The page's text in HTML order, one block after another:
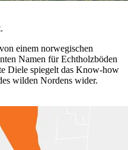
einem norwegischen
Namen für Echtholzböden
Diele spiegelt das Know-how
wilden Nordens wider.